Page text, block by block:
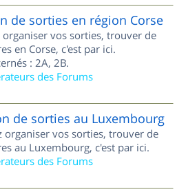
de sorties en région Corse
organiser vos sorties, trouver de
en Corse, c'est par ici.
: 2A, 2B.
des Forums
de sorties au Luxembourg
organiser vos sorties, trouver de
au Luxembourg, c'est par ici.
des Forums